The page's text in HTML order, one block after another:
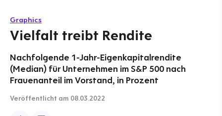
Graphics
Vielfalt treibt Rendite
Nachfolgende 1-Jahr-Eigenkapitalrendite
(Median) für Unternehmen im S&P 500 nach
Frauenanteil im Vorstand, in Prozent
Veröffentlicht am 08.03.2022